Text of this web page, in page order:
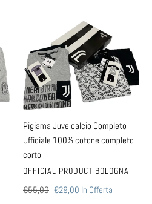
calcio
Completo
Ufficiale
100%
completo
corto
Pigiama Juve calcio Completo
Ufficiale 100% cotone completo
corto
VENDITORE
OFFICIAL PRODUCT BOLOGNA
Prezzo
€55,00 Prezzo
€29,00 In Offerta